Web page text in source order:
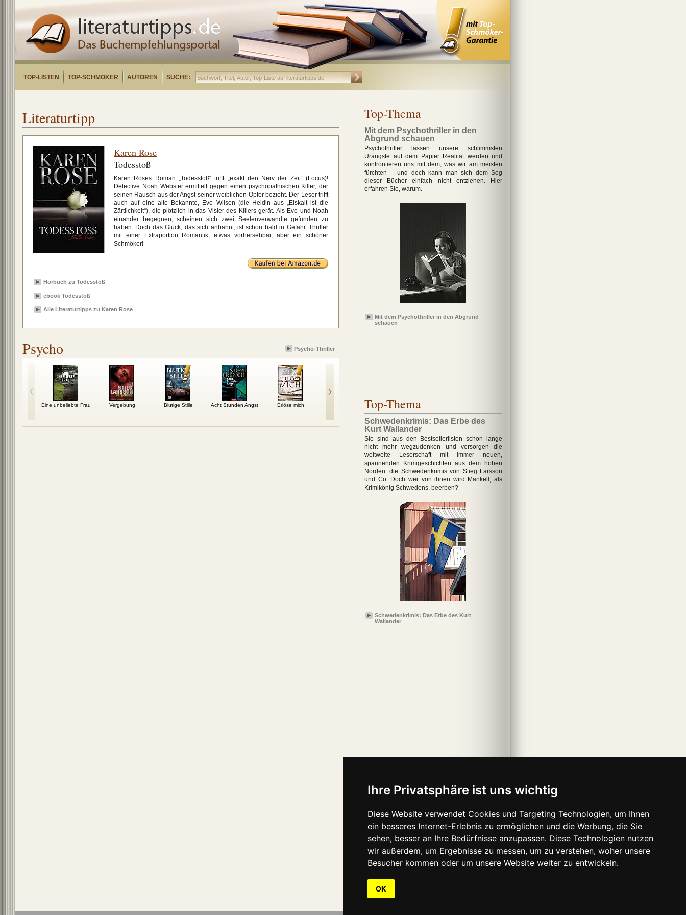
Ihre Privatsphäre ist uns wichtig
Diese Website verwendet Cookies und Targeting Technologien, um Ihnen
ein besseres Internet-Erlebnis zu ermöglichen und die Werbung, die Sie
sehen, besser an Ihre Bedürfnisse anzupassen. Diese Technologien nutzen
wir außerdem, um Ergebnisse zu messen, um zu verstehen, woher unsere
Besucher kommen oder um unsere Website weiter zu entwickeln.
OK
TOP-LISTEN TOP-SCHMÖKER AUTOREN SUCHE:
Literaturtipp
Karen Rose
Todesstoß
Karen Roses Roman „Todesstoß“ trifft „exakt den Nerv der Zeit“ (Focus)!
Detective Noah Webster ermittelt gegen einen psychopathischen Killer, der
seinen Rausch aus der Angst seiner weiblichen Opfer bezieht. Der Leser trifft
auch auf eine alte Bekannte, Eve Wilson (die Heldin aus „Eiskalt ist die
Zärtlichkeit“), die plötzlich in das Visier des Killers gerät. Als Eve und Noah
einander begegnen, scheinen sich zwei Seelenverwandte gefunden zu
haben. Doch das Glück, das sich anbahnt, ist schon bald in Gefahr. Thriller
mit einer Extraportion Romantik, etwas vorhersehbar, aber ein schöner
Schmöker!
Hörbuch zu Todesstoß
ebook Todesstoß
Alle Literaturtipps zu Karen Rose
Psycho Psycho-Thriller
Eine unbeliebte Frau Vergebung Blutige Stille Acht Stunden Angst Erlöse mich Der Hypnotiseur
Top-Thema
Mit dem Psychothriller in den
Abgrund schauen
Psychothriller lassen unsere schlimmsten
Urängste auf dem Papier Realität werden und
konfrontieren uns mit dem, was wir am meisten
fürchten – und doch kann man sich dem Sog
dieser Bücher einfach nicht entziehen. Hier
erfahren Sie, warum.
Mit dem Psychothriller in den Abgrund
schauen
Top-Thema
Schwedenkrimis: Das Erbe des
Kurt Wallander
Sie sind aus den Bestsellerlisten schon lange
nicht mehr wegzudenken und versorgen die
weltweite Leserschaft mit immer neuen,
spannenden Krimigeschichten aus dem hohen
Norden: die Schwedenkrimis von Stieg Larsson
und Co. Doch wer von ihnen wird Mankell, als
Krimikönig Schwedens, beerben?
Schwedenkrimis: Das Erbe des Kurt
Wallander